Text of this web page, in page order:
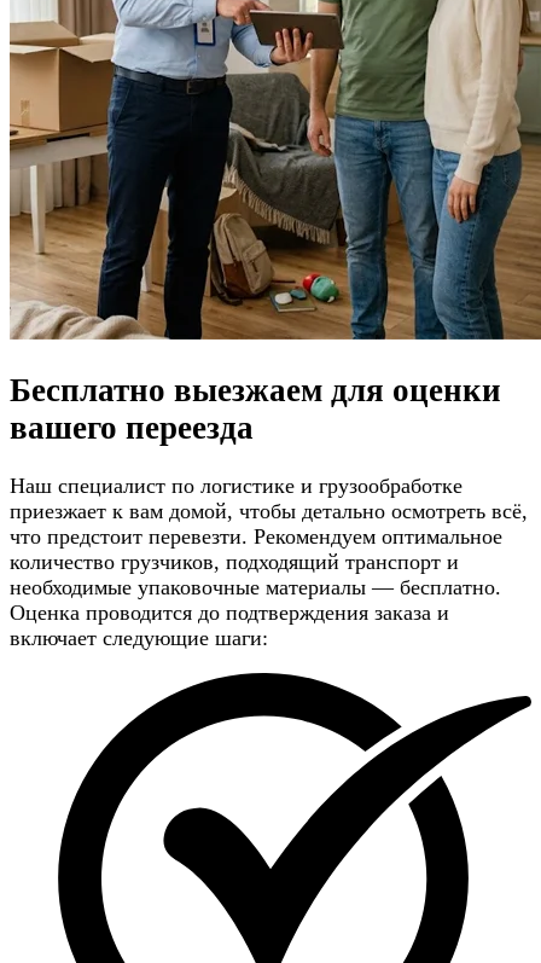
Бесплатно выезжаем для оценки
вашего переезда
Наш специалист по логистике и грузообработке
приезжает к вам домой, чтобы детально осмотреть всё,
что предстоит перевезти. Рекомендуем оптимальное
количество грузчиков, подходящий транспорт и
необходимые упаковочные материалы — бесплатно.
Оценка проводится до подтверждения заказа и
включает следующие шаги: